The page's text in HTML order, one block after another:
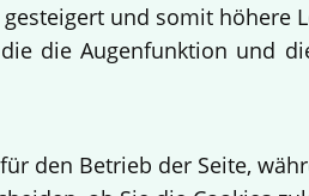
und somit höhere
die Augenfunktion und
den Betrieb der Seite,